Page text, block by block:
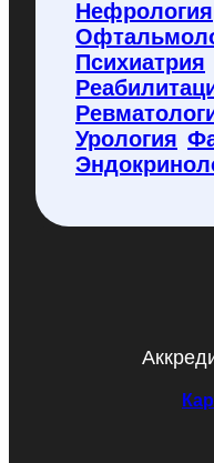
Нефрология
Психиатрия
Урология